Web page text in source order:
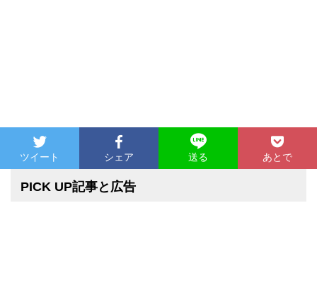
ツイート シェア 送る あとで
PICK UP記事と広告